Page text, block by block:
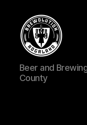
BREWOLUTION
ROGALAND
Beer and
County